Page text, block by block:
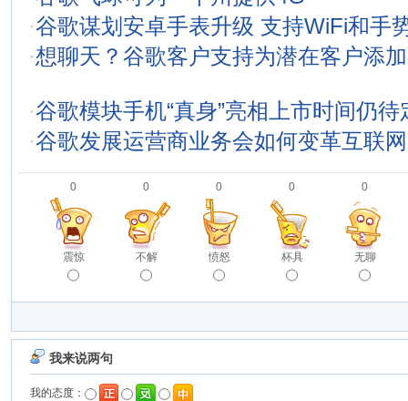
·谷歌谋划安卓手表升级 支持WiFi和手
·想聊天？谷歌客户支持为潜在客户添
·谷歌模块手机“真身”亮相上市时间仍待
·谷歌发展运营商业务会如何变革互联
0
震惊
0
不解
0
愤怒
0
杯具
0
无聊